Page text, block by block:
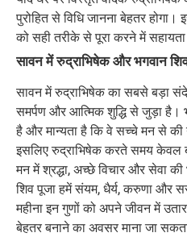
पुरोहित से विधि जानना बेहतर
को सही तरीके से पूरा करने में सहायता
सावन में रुद्राभिषेक और भगवान
सावन में रुद्राभिषेक का सबसे बड़ा
समर्पण और आत्मिक शुद्धि से जुड़ा है।
है और मान्यता है कि वे सच्चे मन से की
इसलिए रुद्राभिषेक करते समय केवल
मन में श्रद्धा, अच्छे विचार और सेवा की
शिव पूजा हमें संयम, धैर्य, करुणा और
महीना इन गुणों को अपने जीवन में
बेहतर बनाने का अवसर माना जा